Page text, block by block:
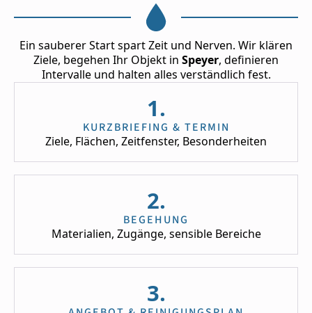
Ein sauberer Start spart Zeit und Nerven. Wir klären
Ziele, begehen Ihr Objekt in Speyer, definieren
Intervalle und halten alles verständlich fest.
1.
KURZBRIEFING & TERMIN
Ziele, Flächen, Zeitfenster, Besonderheiten
2.
BEGEHUNG
Materialien, Zugänge, sensible Bereiche
3.